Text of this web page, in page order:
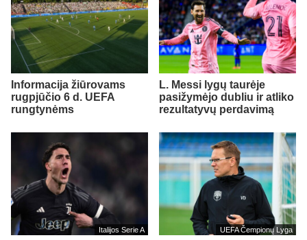
Informacija žiūrovams
rugpjūčio 6 d. UEFA
rungtynėms
L. Messi lygų taurėje
pasižymėjo dubliu ir atliko
rezultatyvų perdavimą
Italijos Serie A UEFA Čempionų Lyga